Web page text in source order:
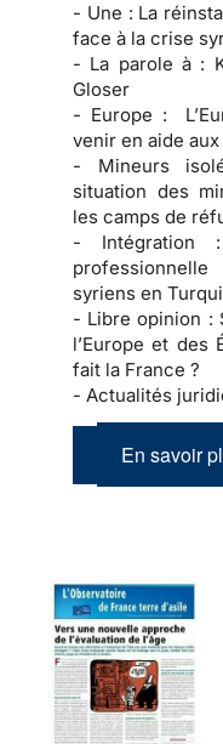
- Une : La
face à la crise
- La parole à :
Gloser
- Europe :
venir en aide
- Mineurs
situation des
les camps de
- Intégration :
syriens en
- Libre opinion :
l’Europe et des
fait la France ?
- Actualités
En savoir